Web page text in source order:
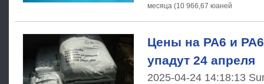
месяца (10 966,67 юаней
Цены на PA6 и
упадут 24 апреля
2025-04-24 14:18:13